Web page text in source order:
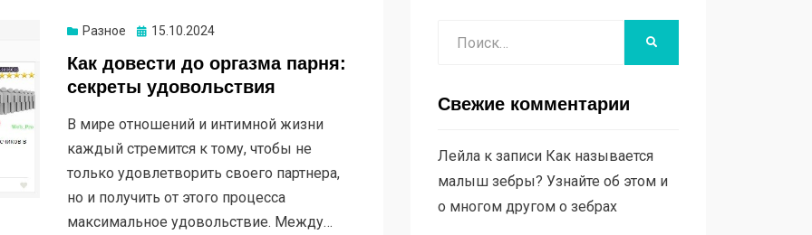
Разное Опубликовано
15.10.2024
Как довести до оргазма парня:
секреты удовольствия
В мире отношений и интимной жизни
каждый стремится к тому, чтобы не
только удовлетворить своего партнера,
но и получить от этого процесса
максимальное удовольствие. Между…
Свежие комментарии
Лейлак записи Как называется
малыш зебры? Узнайте об этом и
о многом другом о зебрах